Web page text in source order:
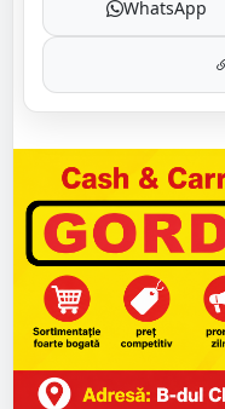
WhatsApp